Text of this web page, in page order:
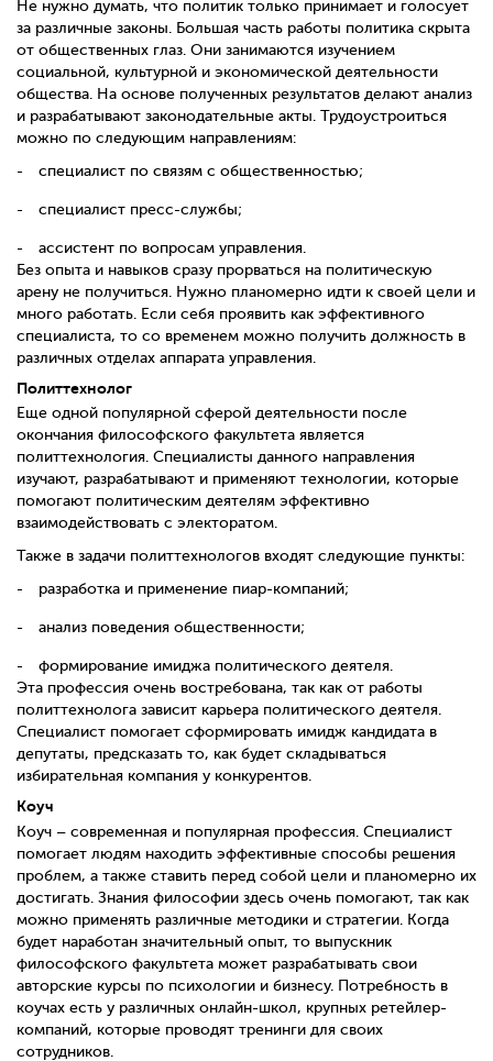
Не нужно думать, что политик только принимает и голосует
за различные законы. Большая часть работы политика скрыта
от общественных глаз. Они занимаются изучением
социальной, культурной и экономической деятельности
общества. На основе полученных результатов делают анализ
и разрабатывают законодательные акты. Трудоустроиться
можно по следующим направлениям:
специалист по связям с общественностью;
специалист пресс-службы;
ассистент по вопросам управления.
Без опыта и навыков сразу прорваться на политическую
арену не получиться. Нужно планомерно идти к своей цели и
много работать. Если себя проявить как эффективного
специалиста, то со временем можно получить должность в
различных отделах аппарата управления.
Политтехнолог
Еще одной популярной сферой деятельности после
окончания философского факультета является
политтехнология. Специалисты данного направления
изучают, разрабатывают и применяют технологии, которые
помогают политическим деятелям эффективно
взаимодействовать с электоратом.
Также в задачи политтехнологов входят следующие пункты:
разработка и применение пиар-компаний;
анализ поведения общественности;
формирование имиджа политического деятеля.
Эта профессия очень востребована, так как от работы
политтехнолога зависит карьера политического деятеля.
Специалист помогает сформировать имидж кандидата в
депутаты, предсказать то, как будет складываться
избирательная компания у конкурентов.
Коуч
Коуч – современная и популярная профессия. Специалист
помогает людям находить эффективные способы решения
проблем, а также ставить перед собой цели и планомерно их
достигать. Знания философии здесь очень помогают, так как
можно применять различные методики и стратегии. Когда
будет наработан значительный опыт, то выпускник
философского факультета может разрабатывать свои
авторские курсы по психологии и бизнесу. Потребность в
коучах есть у различных онлайн-школ, крупных ретейлер-
компаний, которые проводят тренинги для своих
сотрудников.